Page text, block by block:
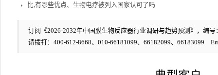
比,有哪些优点、生物电疗被列入国家认可了吗
订阅《2026-2032年中国膜生物反应器行业调研与趋势预测》，编号
请拨打：400-612-8668、010-66181099、66182099、66183099